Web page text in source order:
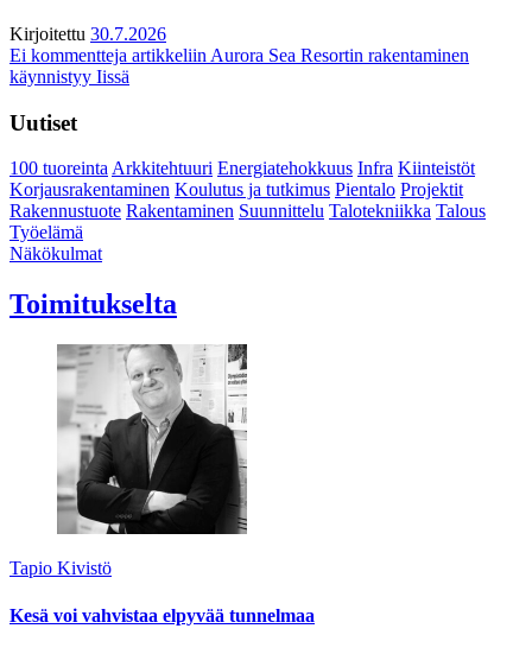
Kirjoitettu 30.7.2026
Ei kommentteja artikkeliin Aurora Sea Resortin rakentaminen
käynnistyy Iissä
Uutiset
100 tuoreintaArkkitehtuuri Energiatehokkuus Infra Kiinteistöt
Korjausrakentaminen Koulutus ja tutkimus Pientalo Projektit
Rakennustuote Rakentaminen Suunnittelu Talotekniikka Talous
Työelämä
Näkökulmat
Toimitukselta
Tapio Kivistö
Kesä voi vahvistaa elpyvää tunnelmaa